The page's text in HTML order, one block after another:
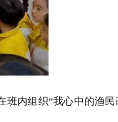
内组织“我心中的渔民